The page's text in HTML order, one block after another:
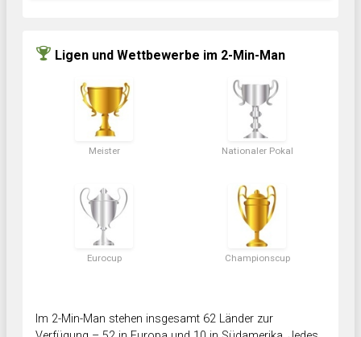
Ligen und Wettbewerbe im 2-Min-Man
Meister Nationaler Pokal
Eurocup Championscup
Im 2-Min-Man stehen insgesamt 62 Länder zur